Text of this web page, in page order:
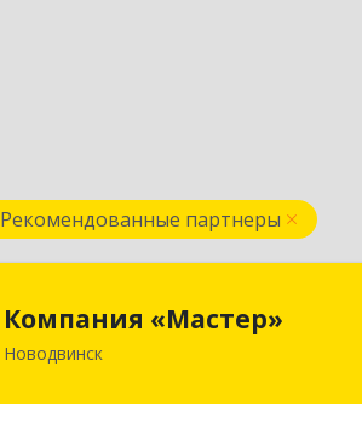
Рекомендованные партнеры
Компания «Мастер»
Новодвинск